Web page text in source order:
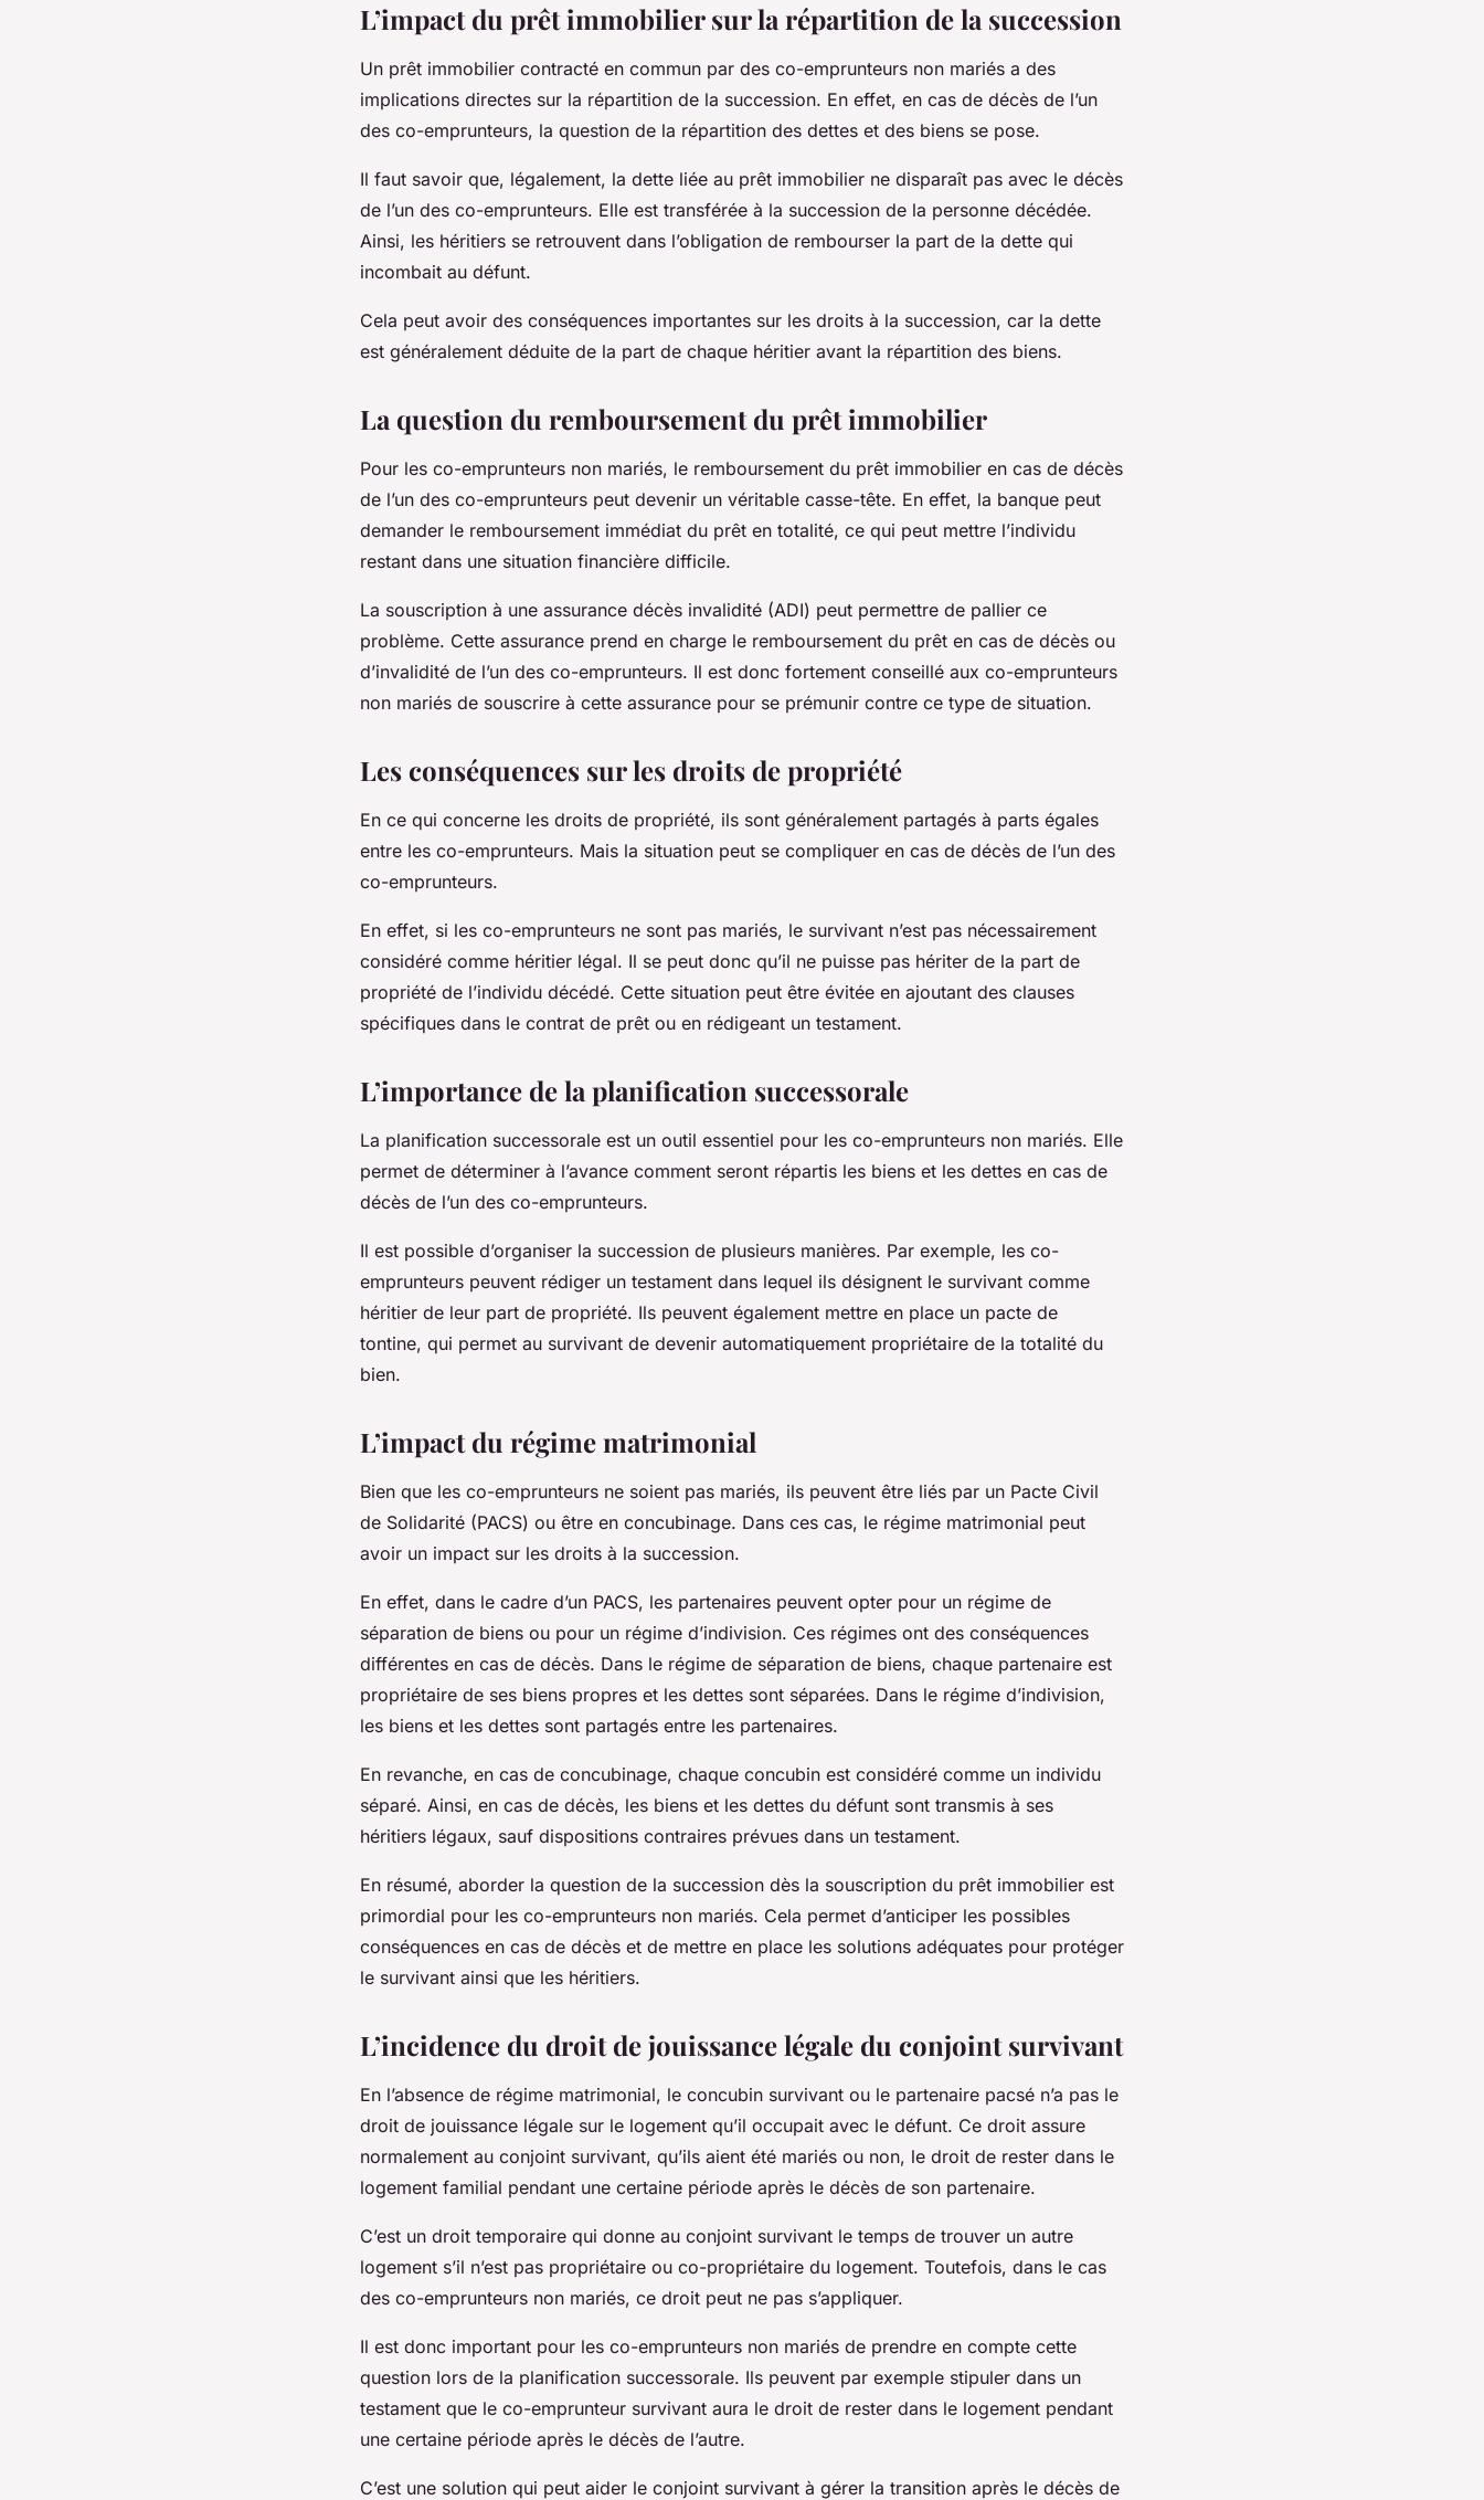
L’impact du prêt immobilier sur la répartition de la succession
Un prêt immobilier contracté en commun par des co-emprunteurs non mariés a des
implications directes sur la répartition de la succession. En effet, en cas de décès de l’un
des co-emprunteurs, la question de la répartition des dettes et des biens se pose.
Il faut savoir que, légalement, la dette liée au prêt immobilier ne disparaît pas avec le décès
de l’un des co-emprunteurs. Elle est transférée à la succession de la personne décédée.
Ainsi, les héritiers se retrouvent dans l’obligation de rembourser la part de la dette qui
incombait au défunt.
Cela peut avoir des conséquences importantes sur les droits à la succession, car la dette
est généralement déduite de la part de chaque héritier avant la répartition des biens.
La question du remboursement du prêt immobilier
Pour les co-emprunteurs non mariés, le remboursement du prêt immobilier en cas de décès
de l’un des co-emprunteurs peut devenir un véritable casse-tête. En effet, la banque peut
demander le remboursement immédiat du prêt en totalité, ce qui peut mettre l’individu
restant dans une situation financière difficile.
La souscription à une assurance décès invalidité (ADI) peut permettre de pallier ce
problème. Cette assurance prend en charge le remboursement du prêt en cas de décès ou
d’invalidité de l’un des co-emprunteurs. Il est donc fortement conseillé aux co-emprunteurs
non mariés de souscrire à cette assurance pour se prémunir contre ce type de situation.
Les conséquences sur les droits de propriété
En ce qui concerne les droits de propriété, ils sont généralement partagés à parts égales
entre les co-emprunteurs. Mais la situation peut se compliquer en cas de décès de l’un des
co-emprunteurs.
En effet, si les co-emprunteurs ne sont pas mariés, le survivant n’est pas nécessairement
considéré comme héritier légal. Il se peut donc qu’il ne puisse pas hériter de la part de
propriété de l’individu décédé. Cette situation peut être évitée en ajoutant des clauses
spécifiques dans le contrat de prêt ou en rédigeant un testament.
L’importance de la planification successorale
La planification successorale est un outil essentiel pour les co-emprunteurs non mariés. Elle
permet de déterminer à l’avance comment seront répartis les biens et les dettes en cas de
décès de l’un des co-emprunteurs.
Il est possible d’organiser la succession de plusieurs manières. Par exemple, les co-
emprunteurs peuvent rédiger un testament dans lequel ils désignent le survivant comme
héritier de leur part de propriété. Ils peuvent également mettre en place un pacte de
tontine, qui permet au survivant de devenir automatiquement propriétaire de la totalité du
bien.
L’impact du régime matrimonial
Bien que les co-emprunteurs ne soient pas mariés, ils peuvent être liés par un Pacte Civil
de Solidarité (PACS) ou être en concubinage. Dans ces cas, le régime matrimonial peut
avoir un impact sur les droits à la succession.
En effet, dans le cadre d’un PACS, les partenaires peuvent opter pour un régime de
séparation de biens ou pour un régime d’indivision. Ces régimes ont des conséquences
différentes en cas de décès. Dans le régime de séparation de biens, chaque partenaire est
propriétaire de ses biens propres et les dettes sont séparées. Dans le régime d’indivision,
les biens et les dettes sont partagés entre les partenaires.
En revanche, en cas de concubinage, chaque concubin est considéré comme un individu
séparé. Ainsi, en cas de décès, les biens et les dettes du défunt sont transmis à ses
héritiers légaux, sauf dispositions contraires prévues dans un testament.
En résumé, aborder la question de la succession dès la souscription du prêt immobilier est
primordial pour les co-emprunteurs non mariés. Cela permet d’anticiper les possibles
conséquences en cas de décès et de mettre en place les solutions adéquates pour protéger
le survivant ainsi que les héritiers.
L’incidence du droit de jouissance légale du conjoint survivant
En l’absence de régime matrimonial, le concubin survivant ou le partenaire pacsé n’a pas le
droit de jouissance légale sur le logement qu’il occupait avec le défunt. Ce droit assure
normalement au conjoint survivant, qu’ils aient été mariés ou non, le droit de rester dans le
logement familial pendant une certaine période après le décès de son partenaire.
C’est un droit temporaire qui donne au conjoint survivant le temps de trouver un autre
logement s’il n’est pas propriétaire ou co-propriétaire du logement. Toutefois, dans le cas
des co-emprunteurs non mariés, ce droit peut ne pas s’appliquer.
Il est donc important pour les co-emprunteurs non mariés de prendre en compte cette
question lors de la planification successorale. Ils peuvent par exemple stipuler dans un
testament que le co-emprunteur survivant aura le droit de rester dans le logement pendant
une certaine période après le décès de l’autre.
C’est une solution qui peut aider le conjoint survivant à gérer la transition après le décès de